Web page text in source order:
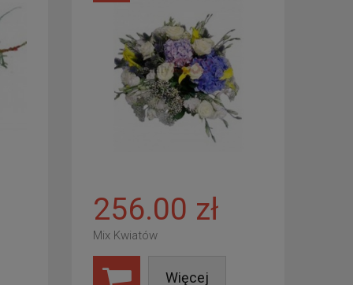
256.00 zł
Mix Kwiatów
Więcej